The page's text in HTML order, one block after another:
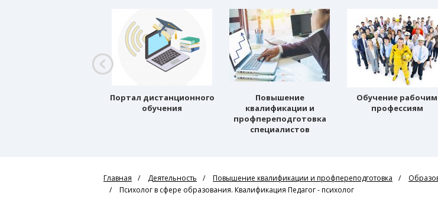
Портал дистанционного
обучения
Повышение
квалификации и
профпереподготовка
специалистов
Обучение рабочим
профессиям
Главная Деятельность Повышение квалификации и профпереподготовка
Психолог в сфере образования. Квалификация Педагог - психолог